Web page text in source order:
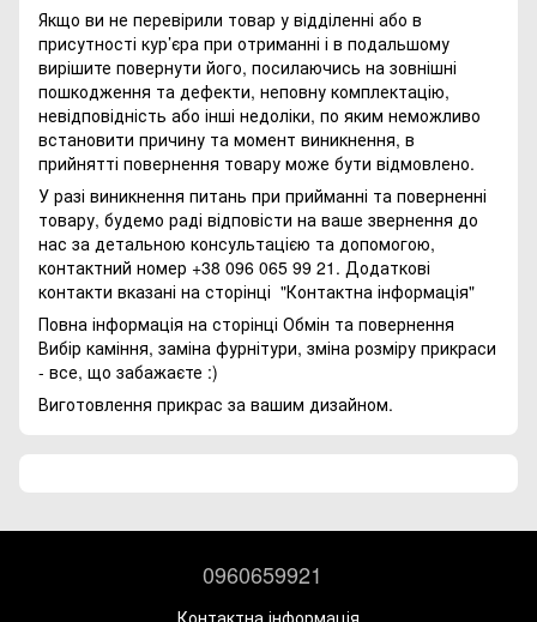
Якщо ви не перевірили товар у відділенні або в
присутності кур’єра при отриманні і в подальшому
вирішите повернути його, посилаючись на зовнішні
пошкодження та дефекти, неповну комплектацію,
невідповідність або інші недоліки, по яким неможливо
встановити причину та момент виникнення, в
прийнятті повернення товару може бути відмовлено.
У разі виникнення питань при прийманні та поверненні
товару, будемо раді відповісти на ваше звернення до
нас за детальною консультацією та допомогою,
контактний номер +38 096 065 99 21. Додаткові
контакти вказані на сторінці "Контактна інформація"
Повна інформація на сторінці Обмін та повернення
Вибір каміння, заміна фурнітури, зміна розміру прикраси
- все, що забажаєте :)
Виготовлення прикрас за вашим дизайном.
0960659921
Контактна інформація